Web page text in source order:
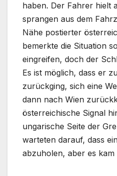
haben. Der Fahrer hielt
sprangen aus dem
Nähe postierter
bemerkte die Situation
eingreifen, doch der
Es ist möglich, dass er
zurückging, sich eine
dann nach Wien
österreichische Signal
ungarische Seite der
warteten darauf, dass
abzuholen, aber es kam